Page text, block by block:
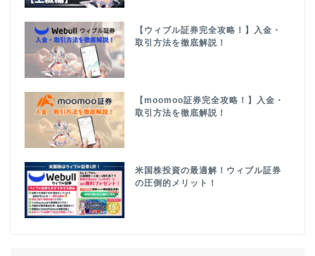
【ウィブル証券完全攻略！】入金・
取引方法を徹底解説！
【moomoo証券完全攻略！】入金・
取引方法を徹底解説！
米国株投資の最適解！ウィブル証券
の圧倒的メリット！